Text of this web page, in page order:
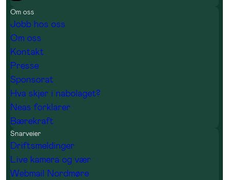
Om oss
Jobb hos oss
Om oss
Kontakt
Presse
Sponsorat
Hva skjer i nabolaget?
Neas forklarer
Bærekraft
Snarveier
Driftsmeldinger
Live kamera og vær
Webmail Nordmøre